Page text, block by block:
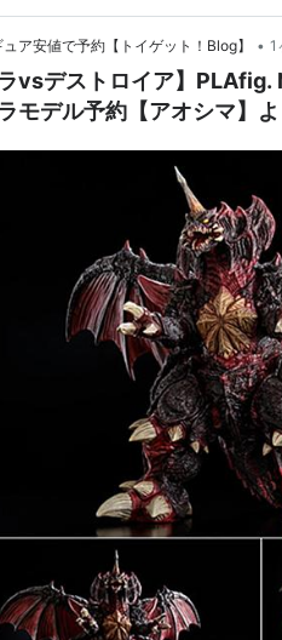
ア安値で予約【トイゲット！Blog】 • 1
ラvsデストロイア】
モデル予約【アオシマ】